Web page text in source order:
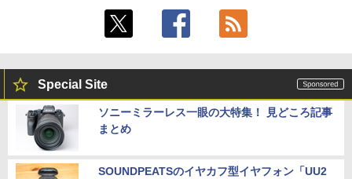
Special Site
ソニーミラーレス一眼の大特集！ 見どころ記事
まとめ
SOUNDPEATSのイヤカフ型イヤフォン「UU2